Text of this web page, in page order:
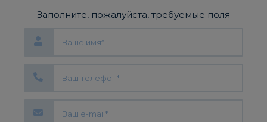
Заполните, пожалуйста, требуемые поля